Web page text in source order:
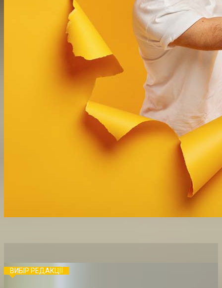
ВИБІР РЕДАКЦІЇ